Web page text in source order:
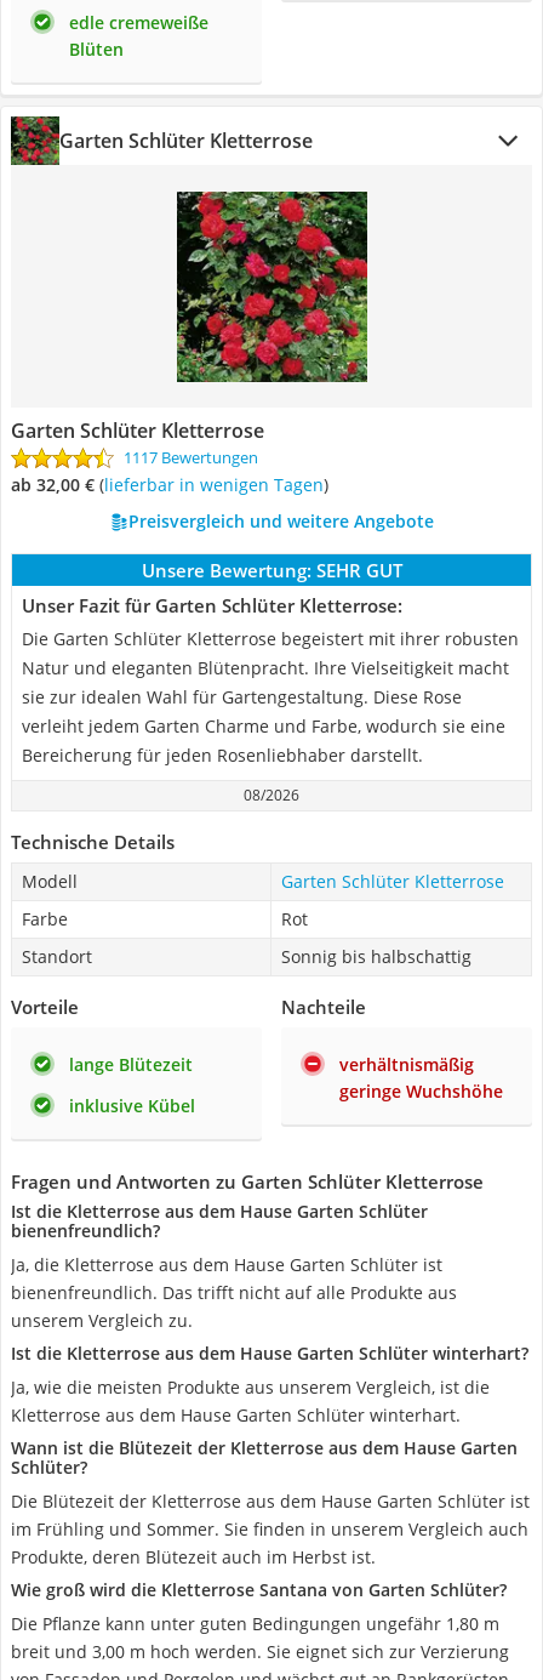
edle cremeweiße
Blüten
Garten Schlüter Kletterrose
Garten Schlüter Kletterrose
1117 Bewertungen
ab 32,00 € ( Lieferbar in wenigen Tagen)
Preisvergleich und weitere Angebote
Unsere Bewertung: SEHR GUT
Unser Fazit für Garten Schlüter Kletterrose:
Die Garten Schlüter Kletterrose begeistert mit ihrer robusten
Natur und eleganten Blütenpracht. Ihre Vielseitigkeit macht
sie zur idealen Wahl für Gartengestaltung. Diese Rose
verleiht jedem Garten Charme und Farbe, wodurch sie eine
Bereicherung für jeden Rosenliebhaber darstellt.
08/2026
Technische Details
Modell
Garten Schlüter Kletterrose
Farbe
Rot
Standort
Sonnig bis halbschattig
Vorteile
lange Blütezeit
inklusive Kübel
Nachteile
verhältnismäßig
geringe Wuchshöhe
Fragen und Antworten zu Garten Schlüter Kletterrose
Ist die Kletterrose aus dem Hause Garten Schlüter
bienenfreundlich?
Ja, die Kletterrose aus dem Hause Garten Schlüter ist
bienenfreundlich. Das trifft nicht auf alle Produkte aus
unserem Vergleich zu.
Ist die Kletterrose aus dem Hause Garten Schlüter winterhart?
Ja, wie die meisten Produkte aus unserem Vergleich, ist die
Kletterrose aus dem Hause Garten Schlüter winterhart.
Wann ist die Blütezeit der Kletterrose aus dem Hause Garten
Schlüter?
Die Blütezeit der Kletterrose aus dem Hause Garten Schlüter ist
im Frühling und Sommer. Sie finden in unserem Vergleich auch
Produkte, deren Blütezeit auch im Herbst ist.
Wie groß wird die Kletterrose Santana von Garten Schlüter?
Die Pflanze kann unter guten Bedingungen ungefähr 1,80 m
breit und 3,00 m hoch werden. Sie eignet sich zur Verzierung